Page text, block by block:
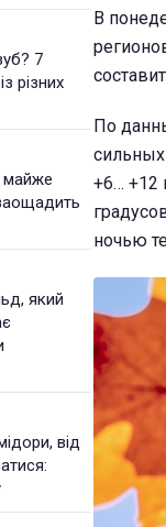
7
різних
майже
який
від
В
По
+6… +12
ночью